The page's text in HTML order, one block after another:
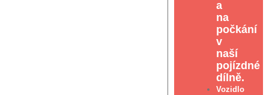
a
na
počkání
v
naší
pojízdné
dílně.
Vozidlo